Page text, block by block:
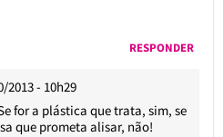
RESPONDER
2013 - 10h29
for a plástica que trata, sim, se
que prometa alisar, não!